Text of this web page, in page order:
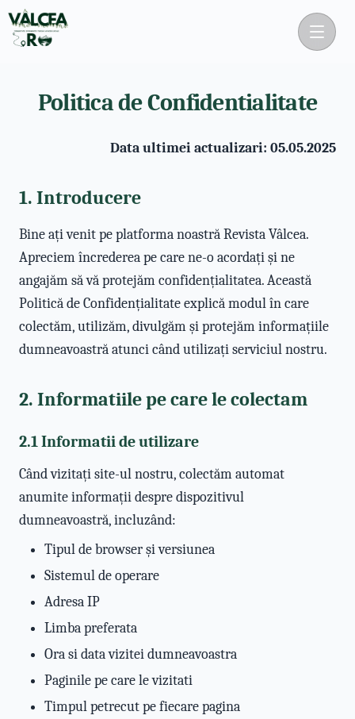
Politica de Confidentialitate
Data ultimei actualizari: 05.05.2025
1. Introducere
Bine ați venit pe platforma noastră Revista Vâlcea.
Apreciem încrederea pe care ne-o acordați și ne
angajăm să vă protejăm confidențialitatea. Această
Politică de Confidențialitate explică modul în care
colectăm, utilizăm, divulgăm și protejăm informațiile
dumneavoastră atunci când utilizați serviciul nostru.
2. Informatiile pe care le colectam
2.1 Informatii de utilizare
Când vizitați site-ul nostru, colectăm automat
anumite informații despre dispozitivul
dumneavoastră, incluzând:
Tipul de browser și versiunea
Sistemul de operare
Adresa IP
Limba preferata
Ora si data vizitei dumneavoastra
Paginile pe care le vizitati
Timpul petrecut pe fiecare pagina